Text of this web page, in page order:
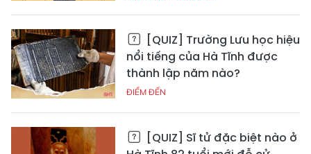
[QUIZ] Trường Lưu học hiệu
nổi tiếng của Hà Tĩnh được
thành lập năm nào?
ĐIỂM ĐẾN
[QUIZ] Sĩ tử đặc biệt nào ở